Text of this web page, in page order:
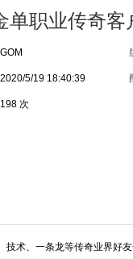
单职业传奇
GOM
2020/5/19 18:40:39
198 次
术、一条龙等传奇业界好